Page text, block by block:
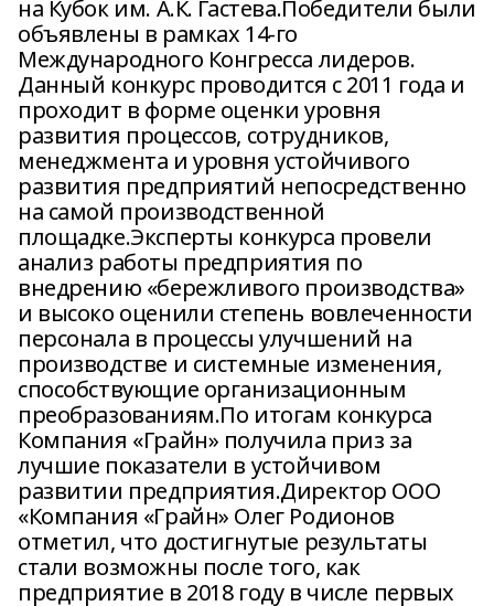
на Кубок им. А.К. Гастева.Победители были
объявлены в рамках 14-го
Международного Конгресса лидеров.
Данный конкурс проводится с 2011 года и
проходит в форме оценки уровня
развития процессов, сотрудников,
менеджмента и уровня устойчивого
развития предприятий непосредственно
на самой производственной
площадке.Эксперты конкурса провели
анализ работы предприятия по
внедрению «бережливого производства»
и высоко оценили степень вовлеченности
персонала в процессы улучшений на
производстве и системные изменения,
способствующие организационным
преобразованиям.По итогам конкурса
Компания «Грайн» получила приз за
лучшие показатели в устойчивом
развитии предприятия.Директор ООО
«Компания «Грайн» Олег Родионов
отметил, что достигнутые результаты
стали возможны после того, как
предприятие в 2018 году в числе первых